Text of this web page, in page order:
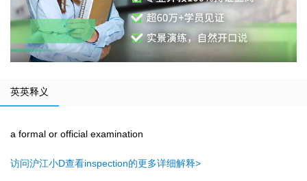
英英释义
a formal or official examination
访问沪江小D查看inspection的更多详细解释>